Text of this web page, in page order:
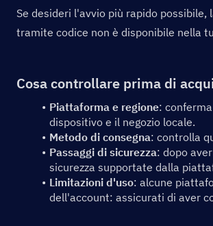
Se desideri l'avvio più rapido
tramite codice non è disponibile nella
Cosa controllare prima di
Piattaforma e regione:
dispositivo e il negozio locale.
Metodo di consegna: controlla
Passaggi di sicurezza: dopo
sicurezza supportate dalla
Limitazioni d'uso: alcune
dell'account: assicurati di aver